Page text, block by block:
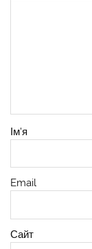
Ім'я
Email
Сайт